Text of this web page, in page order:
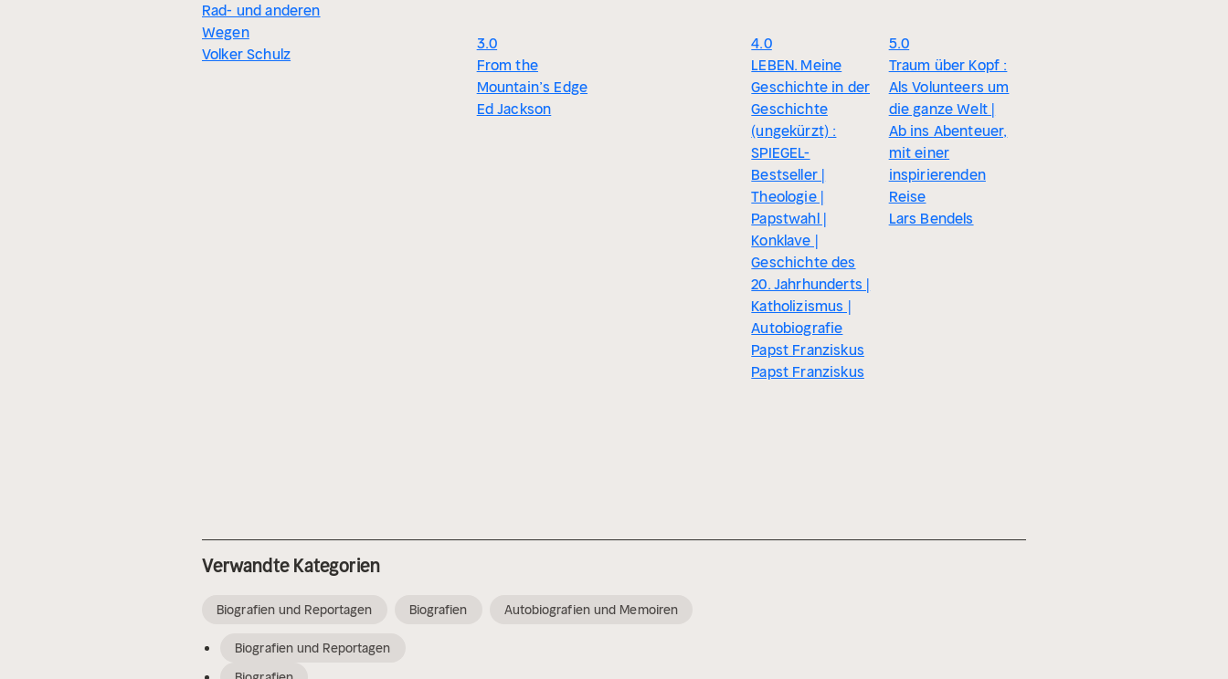
Rad- und anderen
Wegen
Volker Schulz
3.0
From the
Mountain’s Edge
Ed Jackson
4.0
LEBEN. Meine
Geschichte in der
Geschichte
(ungekürzt) :
SPIEGEL-
Bestseller |
Theologie |
Papstwahl |
Konklave |
Geschichte des
20. Jahrhunderts |
Katholizismus |
Autobiografie
Papst Franziskus
Papst Franziskus
5.0
Traum über Kopf :
Als Volunteers um
die ganze Welt |
Ab ins Abenteuer,
mit einer
inspirierenden
Reise
Lars Bendels
Verwandte Kategorien
Biografien und Reportagen Biografien Autobiografien und Memoiren
Biografien und Reportagen